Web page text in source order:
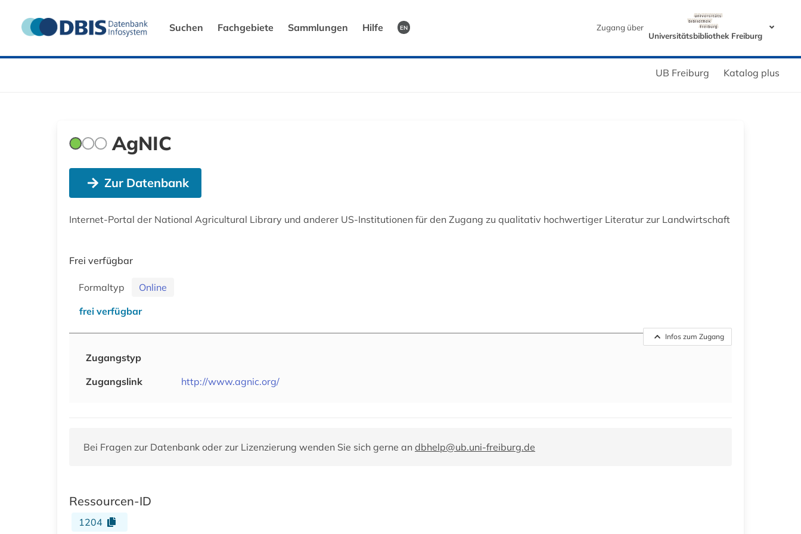
Suchen Fachgebiete Sammlungen Hilfe EN
Zugang über
Universitätsbibliothek Freiburg
UB Freiburg Katalog plus
AgNIC
Zur Datenbank
Internet-Portal der National Agricultural Library und anderer US-Institutionen für den Zugang zu qualitativ hochwertiger Literatur zur Landwirtschaft
Frei verfügbar
Formaltyp
Online
frei verfügbar
Infos zum Zugang
Zugangstyp
Zugangslink
http://www.agnic.org/
Bei Fragen zur Datenbank oder zur Lizenzierung wenden Sie sich gerne an dbhelp@ub.uni-freiburg.de
Ressourcen-ID
1204